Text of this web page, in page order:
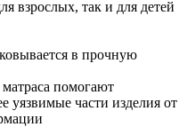
взрослых, так и для детей
в прочную
помогают
уязвимые части изделия от